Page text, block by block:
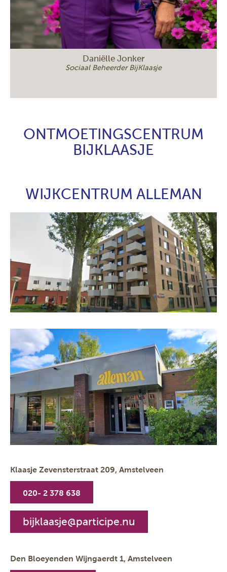
Daniëlle Jonker
Sociaal Beheerder BijKlaasje
ONTMOETINGSCENTRUM
BIJKLAASJE
WIJKCENTRUM ALLEMAN
Klaasje Zevensterstraat 209, Amstelveen
020- 2 378 638
bijklaasje@participe.nu
Den Bloeyenden Wijngaerdt 1, Amstelveen